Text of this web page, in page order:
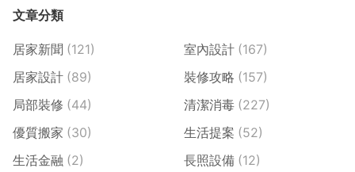
文章分類
居家新聞 (121) 室內設計 (167)
居家設計 (89) 裝修攻略 (157)
局部裝修 (44) 清潔消毒 (227)
優質搬家 (30) 生活提案 (52)
生活金融 (2) 長照設備 (12)